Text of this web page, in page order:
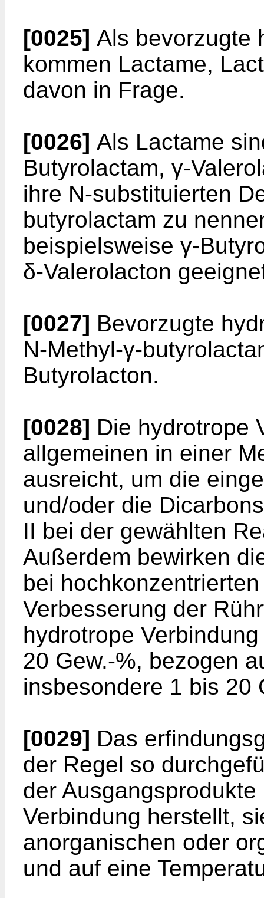
[0025] Als bevorzugte
kommen Lactame,
davon in Frage.
[0026] Als Lactame
Butyrolactam, γ-
ihre N-substituierten
butyrolactam zu
beispielsweise γ-
δ-Valerolacton
[0027] Bevorzugte
N-Methyl-γ-
Butyrolacton.
[0028] Die hydrotrope
allgemeinen in einer
ausreicht, um die
und/oder die
II bei der gewählten
Außerdem bewirken
bei
Verbesserung der
hydrotrope
20 Gew.-%, bezogen
insbesondere 1 bis 20
[0029] Das
der Regel so
der
Verbindung herstellt,
anorganischen oder
und auf eine